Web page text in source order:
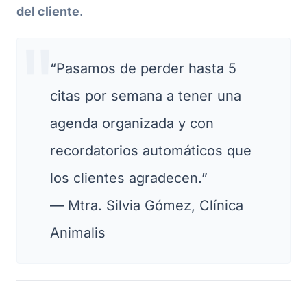
del cliente.
“Pasamos de perder hasta 5
citas por semana a tener una
agenda organizada y con
recordatorios automáticos que
los clientes agradecen.”
— Mtra. Silvia Gómez, Clínica
Animalis